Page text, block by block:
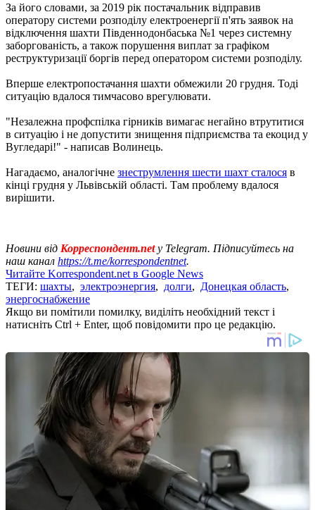
За його словами, за 2019 рік постачальник відправив
оператору системи розподілу електроенергії п'ять заявок на
відключення шахти Південнодонбаська №1 через системну
заборгованість, а також порушення виплат за графіком
реструктуризації боргів перед оператором системи розподілу.
Вперше електропостачання шахти обмежили 20 грудня. Тоді
ситуацію вдалося тимчасово врегулювати.
"Незалежна профспілка гірників вимагає негайно втрутитися
в ситуацію і не допустити знищення підприємства та екоцид у
Вугледарі!" - написав Волинець.
Нагадаємо, аналогічне знеструмлення шести шахт сталося в
кінці грудня у Львівській області. Там проблему вдалося
вирішити.
Новини від Корреспондент.net у Telegram. Підписуйтесь на
наш канал https://t.me/korrespondentnet.
Читайте Korrespondent.net в Google News
ТЕГИ: шахты, электроэнергия, долги, Донецкая область,
энергоснабжение
Якщо ви помітили помилку, виділіть необхідний текст і
натисніть Ctrl + Enter, щоб повідомити про це редакцію.